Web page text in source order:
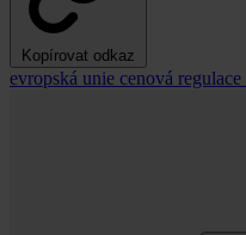
Kopírovat odkaz
evropská unie cenová regulace